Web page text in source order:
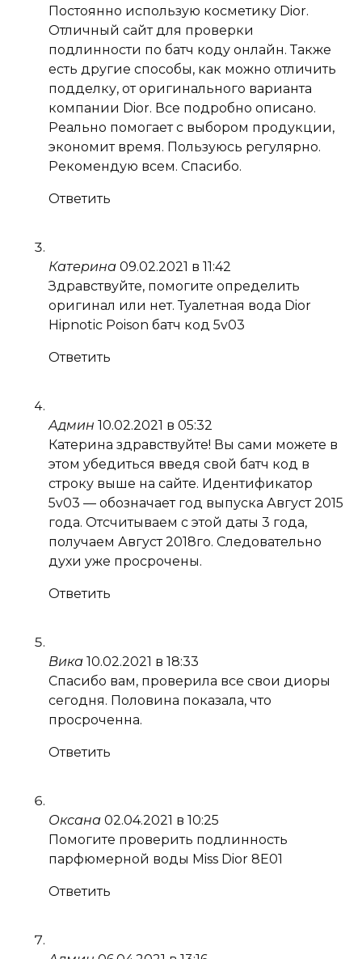
Постоянно использую косметику Dior.
Отличный сайт для проверки
подлинности по батч коду онлайн. Также
есть другие способы, как можно отличить
подделку, от оригинального варианта
компании Dior. Все подробно описано.
Реально помогает с выбором продукции,
экономит время. Пользуюсь регулярно.
Рекомендую всем. Спасибо.
Ответить
Катерина 09.02.2021 в 11:42
Здравствуйте, помогите определить
оригинал или нет. Туалетная вода Dior
Hipnotic Poison батч код 5v03
Ответить
Админ 10.02.2021 в 05:32
Катерина здравствуйте! Вы сами можете в
этом убедиться введя свой батч код в
строку выше на сайте. Идентификатор
5v03 — обозначает год выпуска Август 2015
года. Отсчитываем с этой даты 3 года,
получаем Август 2018го. Следовательно
духи уже просрочены.
Ответить
Вика 10.02.2021 в 18:33
Спасибо вам, проверила все свои диоры
сегодня. Половина показала, что
просроченна.
Ответить
Оксана 02.04.2021 в 10:25
Помогите проверить подлинность
парфюмерной воды Miss Dior 8E01
Ответить